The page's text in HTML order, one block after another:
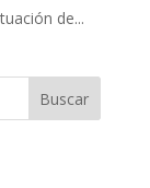
de...
Buscar